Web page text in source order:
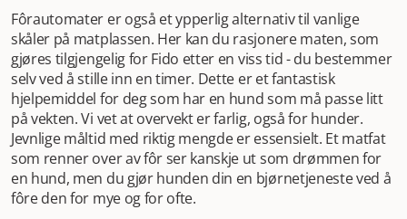
Fôrautomater er også et ypperlig alternativ til vanlige
skåler på matplassen. Her kan du rasjonere maten, som
gjøres tilgjengelig for Fido etter en viss tid - du bestemmer
selv ved å stille inn en timer. Dette er et fantastisk
hjelpemiddel for deg som har en hund som må passe litt
på vekten. Vi vet at overvekt er farlig, også for hunder.
Jevnlige måltid med riktig mengde er essensielt. Et matfat
som renner over av fôr ser kanskje ut som drømmen for
en hund, men du gjør hunden din en bjørnetjeneste ved å
fôre den for mye og for ofte.